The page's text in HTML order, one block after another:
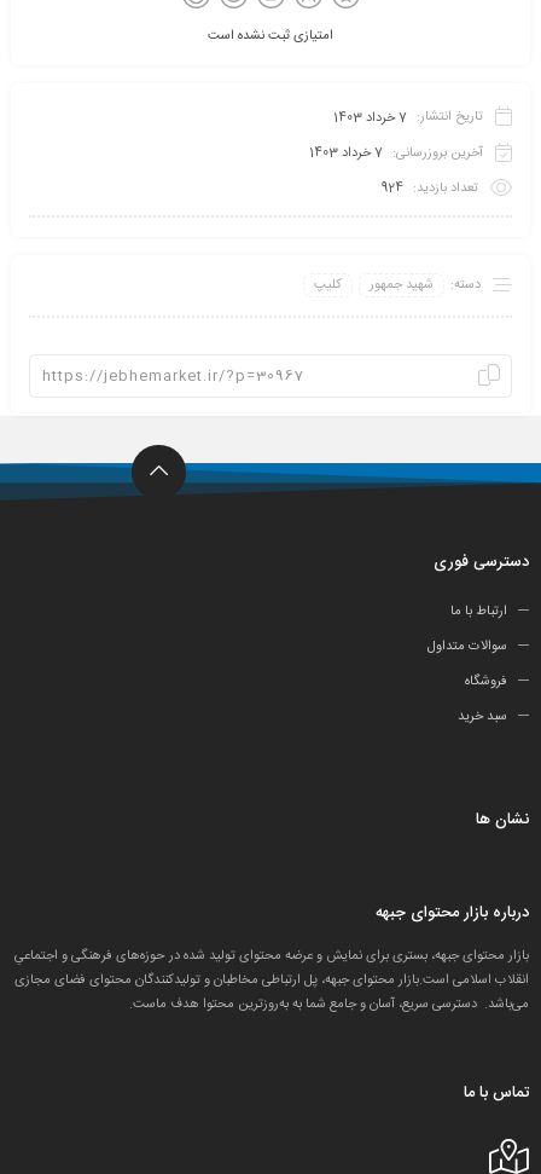
امتیازی ثبت نشده است
تاریخ انتشار: 7 خرداد 1403
آخرین بروزرسانی: 7 خرداد 1403
تعداد بازدید: 924
دسته: شهید جمهور کلیپ
دسترسی فوری
ارتباط با ما
سوالات متداول
فروشگاه
سبد خرید
نشان ها
درباره بازار محتوای جبهه
بازار محتوای جبهه، بستری برای نمایش و عرضه محتوای تولید شده در حوزه‌های فرهنگی و اجتماعیِ
انقلاب اسلامی است.بازار محتوای جبهه، پل ارتباطی مخاطبان و تولید‌کنندگان محتوای فضای مجازی
می‌باشد. دسترسی سریع، آسان و جامع شما به به‌روزترین محتوا هدف ماست.
تماس با ما